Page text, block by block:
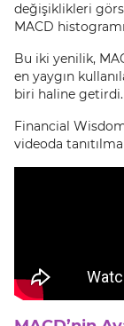
değişiklikleri
MACD
Bu iki yenilik,
en yaygın
biri haline getirdi.
Financial
videoda